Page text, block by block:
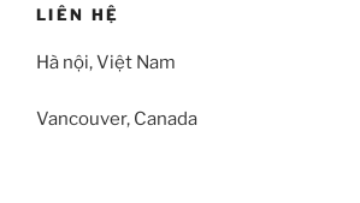
LIÊN HỆ
Hà nội, Việt Nam
Vancouver, Canada